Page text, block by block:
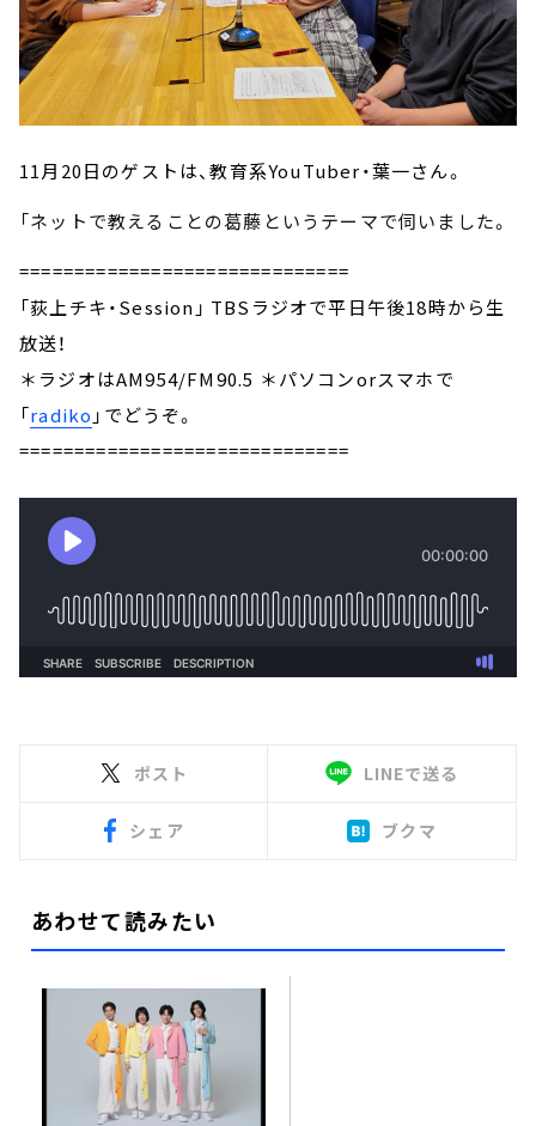
11月20日のゲストは、教育系YouTuber・葉一さん。
「ネットで教えることの葛藤というテーマで伺いました。
==============================
「荻上チキ・Session」 TBSラジオで平日午後18時から生
放送！
＊ラジオはAM954/FM90.5 ＊パソコンorスマホで
「radiko 」でどうぞ。
==============================
ポスト LINEで送る
シェア ブクマ
あわせて読みたい